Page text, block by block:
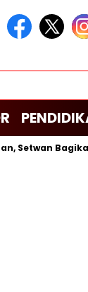
Bagikan